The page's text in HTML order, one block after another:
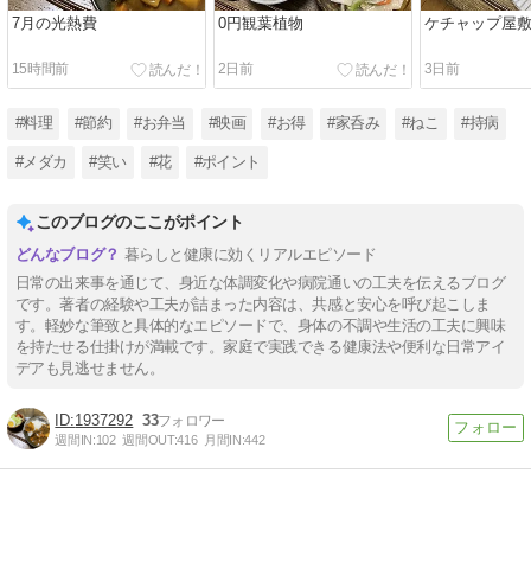
7月の光熱費
15時間前
0円観葉植物
2日前
ケチャップ屋敷
3日前
#料理 #節約 #お弁当 #映画 #お得 #家呑み #ねこ #持病
#メダカ #笑い #花 #ポイント
このブログのここがポイント
暮らしと健康に効くリアルエピソード
日常の出来事を通じて、身近な体調変化や病院通いの工夫を伝えるブログ
です。著者の経験や工夫が詰まった内容は、共感と安心を呼び起こしま
す。軽妙な筆致と具体的なエピソードで、身体の不調や生活の工夫に興味
を持たせる仕掛けが満載です。家庭で実践できる健康法や便利な日常アイ
デアも見逃せません。
1937292 33
週間IN:102 週間OUT:416 月間IN:442